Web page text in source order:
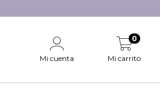
Mi cuenta Mi carrito
0